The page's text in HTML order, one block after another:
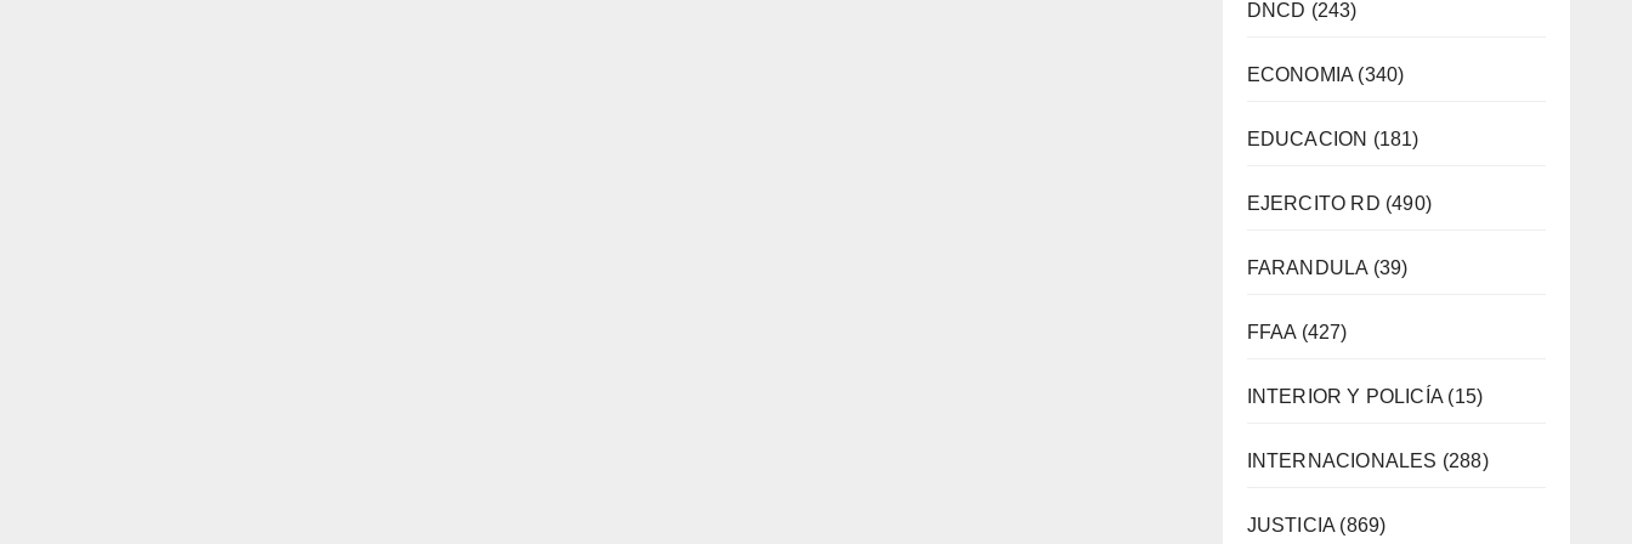
DNCD (243)
ECONOMIA (340)
EDUCACION (181)
EJERCITO RD (490)
FARANDULA (39)
FFAA (427)
INTERIOR Y POLICÍA (15)
INTERNACIONALES (288)
JUSTICIA (869)